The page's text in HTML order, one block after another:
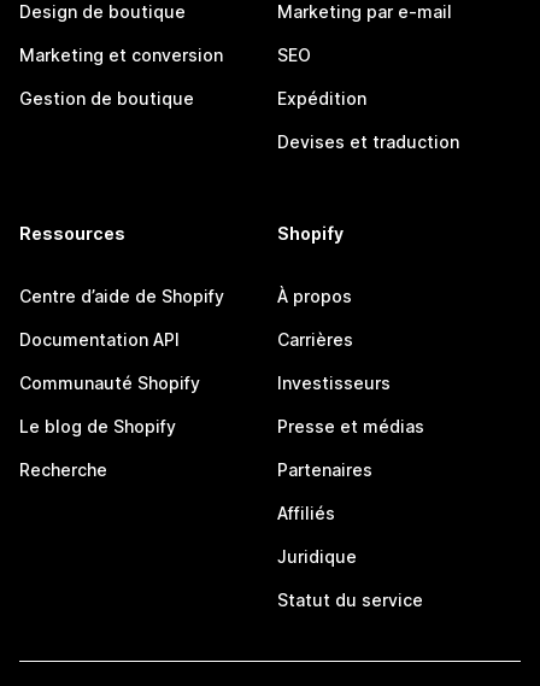
Design de boutique
Marketing et conversion
Gestion de boutique
Marketing par e-mail
SEO
Expédition
Devises et traduction
Ressources
Centre d’aide de Shopify
Documentation API
Communauté Shopify
Le blog de Shopify
Recherche
Shopify
À propos
Carrières
Investisseurs
Presse et médias
Partenaires
Affiliés
Juridique
Statut du service